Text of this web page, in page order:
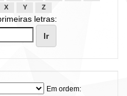
X Y Z
letras:
Em ordem: